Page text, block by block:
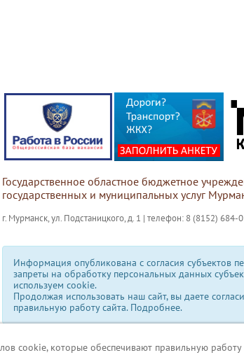
Государственное областное бюджетное
государственных и муниципальных услуг
г. Мурманск, ул. Подстаницкого, д. 1 | телефон: 8 (8152) 684-
Информация опубликована с согласия субъектов
запреты на обработку персональных данных
используем сookie.
Продолжая использовать наш сайт, вы даете
правильную работу сайта. Подробнее.
cookie, которые обеспечивают правильную работу